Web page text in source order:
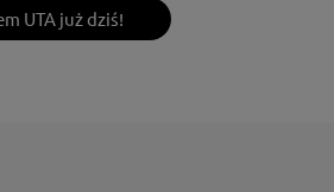
UTA już dziś!